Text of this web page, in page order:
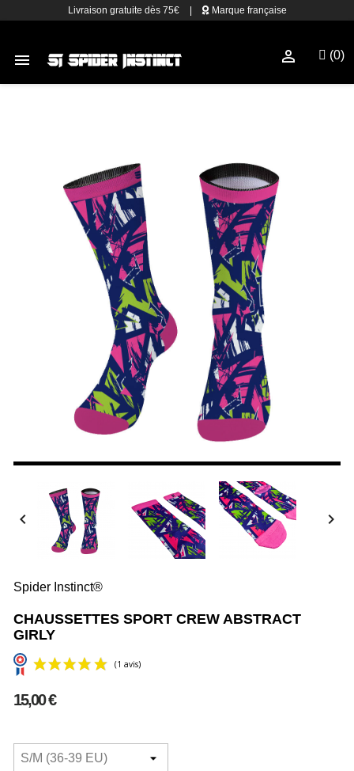
Livraison gratuite dès 75€ Marque française
 (0)

 
Spider Instinct®
CHAUSSETTES SPORT CREW ABSTRACT
GIRLY
15,00 €